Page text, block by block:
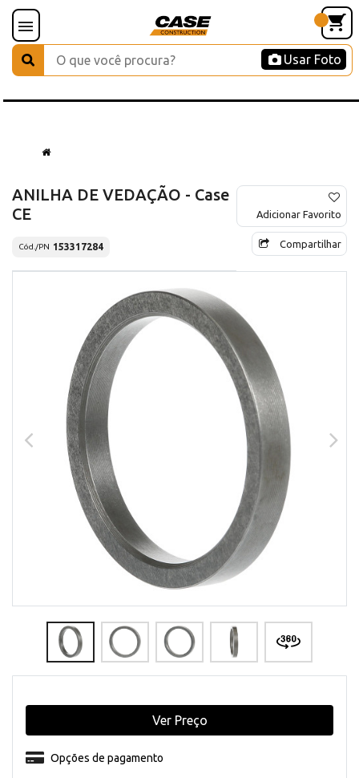
Usar Foto
ANILHA DE VEDAÇÃO - Case
CE
Cód./PN 153317284
Adicionar Favorito
Compartilhar
Opções de pagamento
Ver Preço